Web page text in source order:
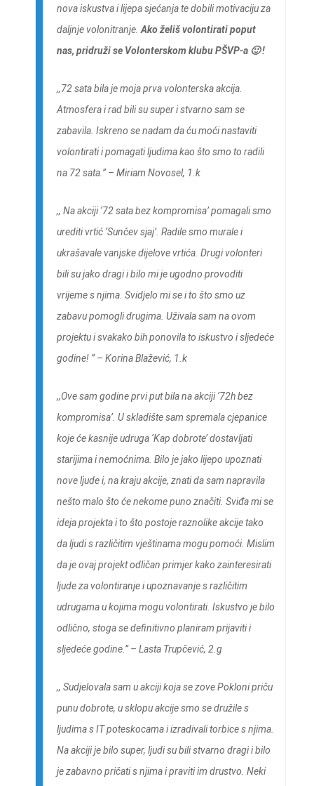
nova iskustva i lijepa sjećanja te dobili motivaciju za
daljnje volonitranje. Ako želiš volontirati poput
nas, pridruži se Volonterskom klubu PŠVP-a 🙂 !
,,72 sata bila je moja prva volonterska akcija.
Atmosfera i rad bili su super i stvarno sam se
zabavila. Iskreno se nadam da ću moći nastaviti
volontirati i pomagati ljudima kao što smo to radili
na 72 sata.’’ – Miriam Novosel, 1.k
,, Na akciji ‘72 sata bez kompromisa’ pomagali smo
urediti vrtić ‘Sunčev sjaj’. Radile smo murale i
ukrašavale vanjske dijelove vrtića. Drugi volonteri
bili su jako dragi i bilo mi je ugodno provoditi
vrijeme s njima. Svidjelo mi se i to što smo uz
zabavu pomogli drugima. Uživala sam na ovom
projektu i svakako bih ponovila to iskustvo i sljedeće
godine! ” – Korina Blažević, 1.k
,,Ove sam godine prvi put bila na akciji ‘72h bez
kompromisa’. U skladište sam spremala cjepanice
koje će kasnije udruga ‘Kap dobrote’ dostavljati
starijima i nemoćnima. Bilo je jako lijepo upoznati
nove ljude i, na kraju akcije, znati da sam napravila
nešto malo što će nekome puno značiti. Sviđa mi se
ideja projekta i to što postoje raznolike akcije tako
da ljudi s različitim vještinama mogu pomoći. Mislim
da je ovaj projekt odličan primjer kako zainteresirati
ljude za volontiranje i upoznavanje s različitim
udrugama u kojima mogu volontirati. Iskustvo je bilo
odlično, stoga se definitivno planiram prijaviti i
sljedeće godine.” – Lasta Trupčević, 2.g
,, Sudjelovala sam u akciji koja se zove Pokloni priču
punu dobrote, u sklopu akcije smo se družile s
ljudima s IT poteskocama i izradivali torbice s njima.
Na akciji je bilo super, ljudi su bili stvarno dragi i bilo
je zabavno pričati s njima i praviti im drustvo. Neki